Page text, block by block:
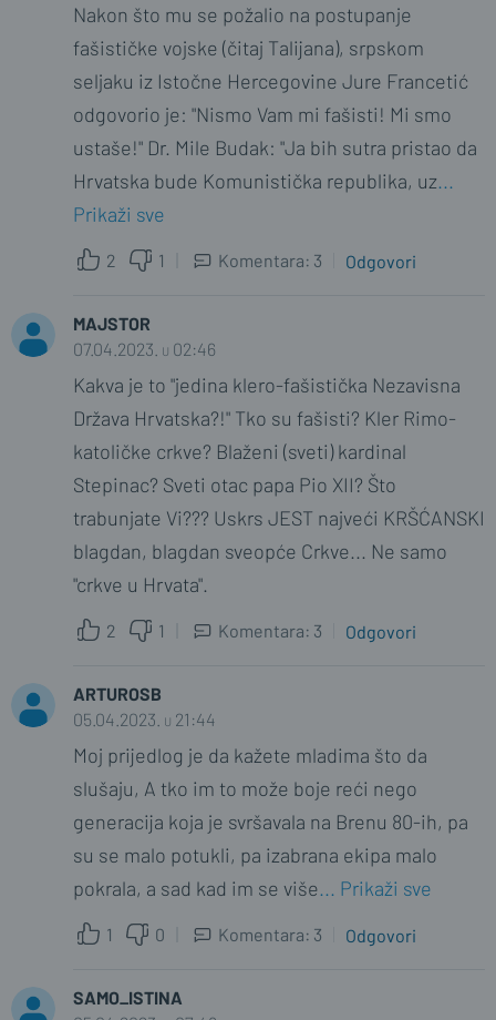
Nakon što mu se požalio na postupanje
fašističke vojske (čitaj Talijana), srpskom
seljaku iz Istočne Hercegovine Jure Francetić
odgovorio je: "Nismo Vam mi fašisti! Mi smo
ustaše!" Dr. Mile Budak: "Ja bih sutra pristao da
Hrvatska bude Komunistička republika, uz...
Prikaži sve
2 1 Komentara: 3 Odgovori
MENDOZINO11
08.04.2023. u 11:09
Talijanski fašisti su bili kamilica za
naciustaštvo. Fašisti nisu istrebljivali i
vršili Holokaust. Požalio se Srbin ustaši.
Prekrasno.
0 2
MAJSTOR
Nemaš pojma o čemu govoriš! Sve što
sam napisao javno je dostupno i
objavljeno u dokumentima i knjigama.
0 0
MAJSTOR
09.04.2023. u 03:01
Nisu vršili holokaust... Istrijebili su pola
ubojstva Hrvata i Slovenaca u Istri,
imena i prezimena; mijenjanje naziva
MAJSTOR
07.04.2023. u 02:46
Kakva je to "jedina klero-fašistička Nezavisna
Država Hrvatska?!" Tko su fašisti? Kler Rimo-
katoličke crkve? Blaženi (sveti) kardinal
Stepinac? Sveti otac papa Pio XII? Što
trabunjate Vi??? Uskrs JEST najveći KRŠĆANSKI
blagdan, blagdan sveopće Crkve... Ne samo
"crkve u Hrvata".
2 1 Komentara: 3 Odgovori
MENDOZINO11
08.04.2023. u 11:12
Oba svećenika su bili kukavice koje nisu
javno osudili Holokaust i rasne zakone.
Bojali se za svoju jadnu guzičicu.
Bijednici.
0 2
ARTUROSB
05.04.2023. u 21:44
Moj prijedlog je da kažete mladima što da
slušaju, A tko im to može boje reći nego
generacija koja je svršavala na Brenu 80-ih, pa
su se malo potukli, pa izabrana ekipa malo
pokrala, a sad kad im se više... Prikaži sve
1 0 Komentara: 3 Odgovori
MARMAR
SAMO_ISTINA